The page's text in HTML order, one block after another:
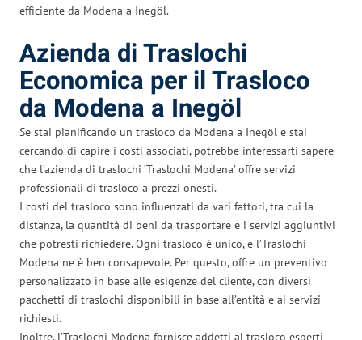
efficiente da Modena a Inegöl.
Azienda di Traslochi
Economica per il Trasloco
da Modena a Inegöl
Se stai pianificando un trasloco da Modena a Inegöl e stai
cercando di capire i costi associati, potrebbe interessarti sapere
che l’azienda di traslochi ‘Traslochi Modena’ offre servizi
professionali di trasloco a prezzi onesti.
I costi del trasloco sono influenzati da vari fattori, tra cui la
distanza, la quantità di beni da trasportare e i servizi aggiuntivi
che potresti richiedere. Ogni trasloco è unico, e l’Traslochi
Modena ne è ben consapevole. Per questo, offre un preventivo
personalizzato in base alle esigenze del cliente, con diversi
pacchetti di traslochi disponibili in base all’entità e ai servizi
richiesti.
Inoltre, l’Traslochi Modena fornisce addetti al trasloco esperti